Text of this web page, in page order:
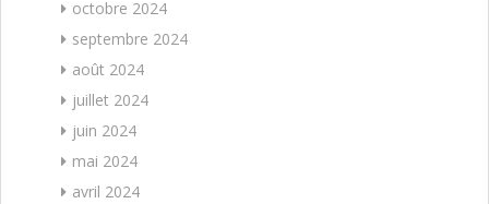
octobre 2024
septembre 2024
août 2024
juillet 2024
juin 2024
mai 2024
avril 2024